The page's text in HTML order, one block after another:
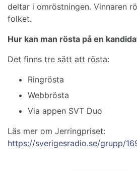
deltar i omröstningen. Vinnaren
folket.
Hur kan man rösta på en
Det finns tre sätt att rösta:
Ringrösta
Webbrösta
Via appen SVT Duo
Läs mer om Jerringpriset:
https://sverigesradio.se/grupp/